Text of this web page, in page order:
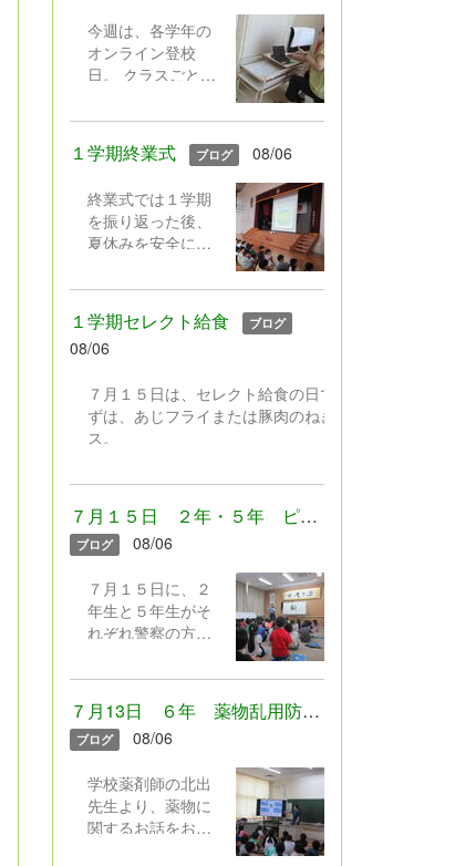
今週は、各学年の
オンライン登校
日。 クラスごとに
康観察と担任の話
の後、夏休みの出
来事を発表するク
るクラス、平和に
ついての本の読み
聞かせをするクラ
の様子を中継する
クラス・・・活動
はそれぞれでした
しぶりに会うクラ
スの友達にみんな
とっても嬉しそう
でした。
児童クラ
ブの子は、朝学校
に来て行いまし
た。
１学期終業式 ブログ 08/06
終業式では１学期
を振り返った後、
夏休みを安全に過
ました。生徒指導
からは、交通事
故・水の事故、不
審者等の事件に遭
話、夏休みのきま
りやネットモラル
の話をしました。
気１００％」の歌
の発表もありまし
た。元気100％の歌
声で全校みんなが
た♪ さあ！夏休
み。暑い中でした
が、みんな嬉しそ
ました。
１学期セレクト給食 ブログ
08/06
７月１５日は、セレクト給食の日でした。 おか
ずは、あじフライまたは豚肉のねぎソー
ス。
ゼリー。 暑いと食欲が落ちやすいですが、みん
なの好きなわかめごはんに冷たいデザートなど、
食べやすいメニューを組み合わせたセレクト給食
でした。しっかり食べて、夏を元気に過ごしたい
ですね。 どんな組み合わせでセレクトしたか
７月１５日 ２年・５年 ピュアキッズスクール
ブログ 08/06
７月１５日に、２
年生と５年生がそ
れぞれ警察の方か
し、「社会のルー
ルやきまり、約束
について考える」
授業を行いまし
友達の家からゲー
ムをとってきてし
まった事例」、５
７月13日 ６年 薬物乱用防止教室
ブログ 08/06
学校薬剤師の北出
先生より、薬物に
関するお話をお聞